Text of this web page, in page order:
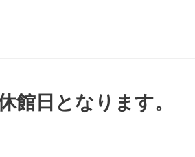
館日となります。